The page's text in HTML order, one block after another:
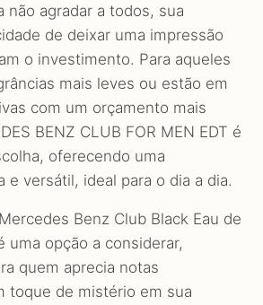
não agradar a todos, sua
de deixar uma impressão
o investimento. Para aqueles
mais leves ou estão em
com um orçamento mais
BENZ CLUB FOR MEN EDT é
oferecendo uma
e versátil, ideal para o dia a dia.
Benz Club Black Eau de
uma opção a considerar,
quem aprecia notas
toque de mistério em sua